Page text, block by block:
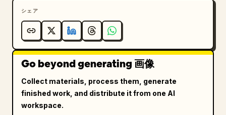
トラベルポスター形式のランドスケープ（横長）、
広い水平レイアウト、
上半分または左上を占める大きな空の余白、
構成の下部に配置されたメインの建物、
バランスの取れたネガティブスペース、
ベース部分に沿った鉢植えや小さなオブジェクト、
背景や遠方にさりげなく配置されたランドマーク、
すっきりと広々としたレイアウト、
シェア
Go beyond generating 画像
Collect materials, process them, generate
finished work, and distribute it from one AI
workspace.